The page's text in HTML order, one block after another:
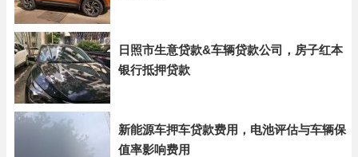
日照市生意贷款&车辆贷款公司，房子红本
银行抵押贷款
新能源车押车贷款费用，电池评估与车辆保
值率影响费用